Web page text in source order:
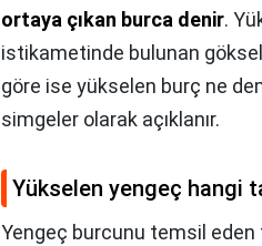
ortaya çıkan burca denir.
istikametinde bulunan göksel
göre ise yükselen burç ne
simgeler olarak açıklanır.
Yükselen yengeç hangi
Yengeç burcunu temsil